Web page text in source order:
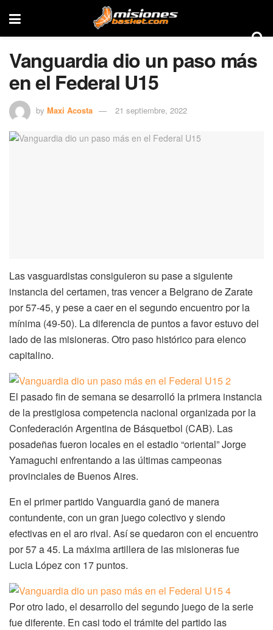
Vanguardia dio un paso más
en el Federal U15
by Maxi Acosta 21 septiembre, 2022
Las vasguardistas consiguieron su pase a siguiente
instancia del certamen, tras vencer a Belgrano de Zarate
por 57-45, y pese a caer en el segundo encuentro por la
mínima (49-50). La diferencia de puntos a favor estuvo del
lado de las misioneras. Otro paso histórico para elenco
capitalino.
El pasado fin de semana se desarrolló la primera instancia
de la prestigiosa competencia nacional organizada por la
Confederación Argentina de Básquetbol (CAB). Las
posadeñas fueron locales en el estadio “oriental” Jorge
Yamaguchi enfrentando a las últimas campeonas
provinciales de Buenos Aires.
En el primer partido Vanguardia ganó de manera
contundente, con un gran juego colectivo y siendo
efectivas en el aro rival. Así se quedaron con el encuentro
por 57 a 45. La máxima artillera de las misioneras fue
Lucia López con 17 puntos.
Por otro lado, el desarrollo del segundo juego de la serie
fue diferente. En casi todo el trámite del partido las